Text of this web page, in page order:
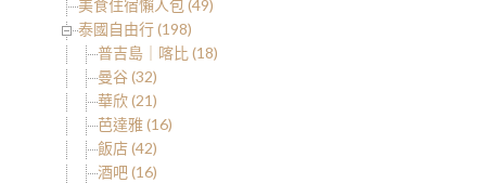
美食住宿懶人包 (49)
泰國自由行 (198)
普吉島｜喀比 (18)
曼谷 (32)
華欣 (21)
芭達雅 (16)
飯店 (42)
酒吧 (16)